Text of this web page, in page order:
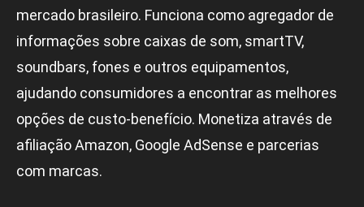
mercado brasileiro. Funciona como agregador de
informações sobre caixas de som, smartTV,
soundbars, fones e outros equipamentos,
ajudando consumidores a encontrar as melhores
opções de custo-benefício. Monetiza através de
afiliação Amazon, Google AdSense e parcerias
com marcas.